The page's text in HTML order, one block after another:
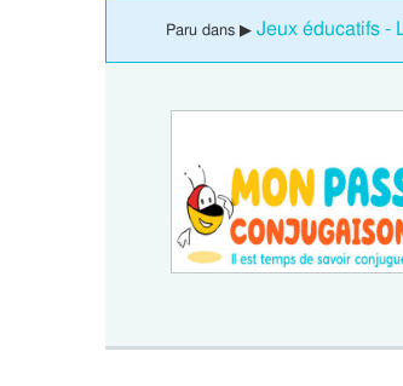
Paru dans ▶ Jeux éducatifs -